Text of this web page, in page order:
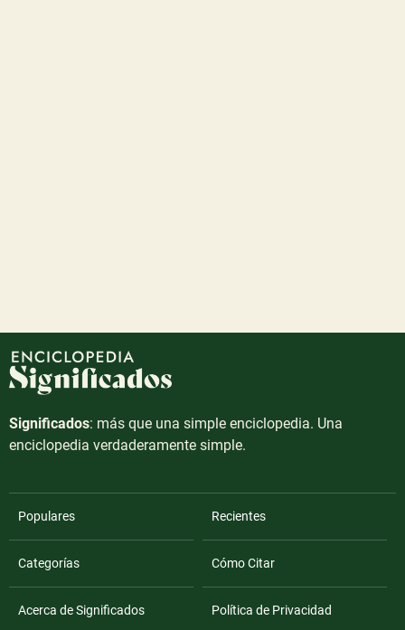
Significados: más que una simple enciclopedia. Una
enciclopedia verdaderamente simple.
Populares Recientes
Categorías Cómo Citar
Acerca de Significados Política de Privacidad